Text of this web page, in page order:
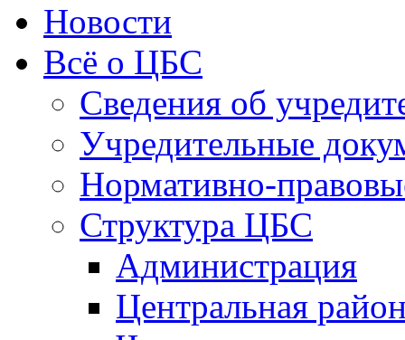
Новости
Всё о ЦБС
Сведения об
Учредительные
Нормативно-
Структура ЦБС
Администрация
Центральная